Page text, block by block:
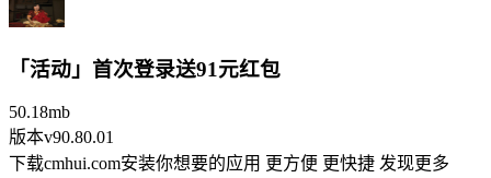
「活动」首次登录送91元红包
50.18mb
版本v90.80.01
下载cmhui.com安装你想要的应用 更方便 更快捷 发现更多